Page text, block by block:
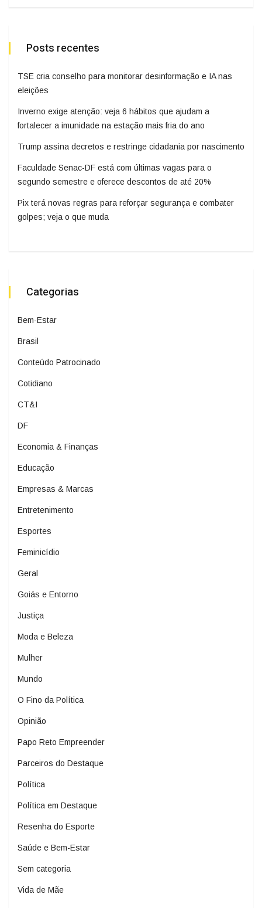
Posts recentes
TSE cria conselho para monitorar desinformação e IA nas
eleições
Inverno exige atenção: veja 6 hábitos que ajudam a
fortalecer a imunidade na estação mais fria do ano
Trump assina decretos e restringe cidadania por nascimento
Faculdade Senac-DF está com últimas vagas para o
segundo semestre e oferece descontos de até 20%
Pix terá novas regras para reforçar segurança e combater
golpes; veja o que muda
Categorias
Bem-Estar
Brasil
Conteúdo Patrocinado
Cotidiano
CT&I
DF
Economia & Finanças
Educação
Empresas & Marcas
Entretenimento
Esportes
Feminicídio
Geral
Goiás e Entorno
Justiça
Moda e Beleza
Mulher
Mundo
O Fino da Política
Opinião
Papo Reto Empreender
Parceiros do Destaque
Política
Política em Destaque
Resenha do Esporte
Saúde e Bem-Estar
Sem categoria
Vida de Mãe